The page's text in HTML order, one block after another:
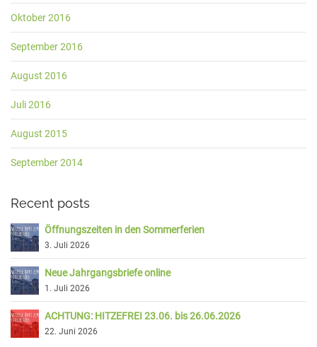
Oktober 2016
September 2016
August 2016
Juli 2016
August 2015
September 2014
Recent posts
Öffnungszeiten in den Sommerferien
3. Juli 2026
Neue Jahrgangsbriefe online
1. Juli 2026
ACHTUNG: HITZEFREI 23.06. bis 26.06.2026
22. Juni 2026